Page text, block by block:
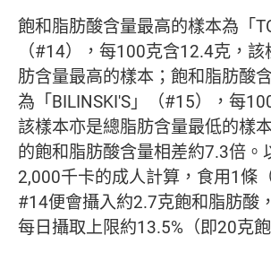
飽和脂肪酸含量最高的樣本為「
（#14），每100克含12.4克，
肪含量最高的樣本；飽和脂肪酸
為「BILINSKI'S」（#15），每
該樣本亦是總脂肪含量最低的樣
的飽和脂肪酸含量相差約7.3倍。
2,000千卡的成人計算，食用1條
#14便會攝入約2.7克飽和脂肪酸
每日攝取上限約13.5%（即20克